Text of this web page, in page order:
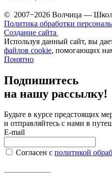
© 2007−2026 Волчица —
Политика обработки
Создание сайта
Используя данный сайт, вы
файлов cookie, помогающих нам
Понятно
Подпишитесь
на нашу рассылку!
Будьте в курсе предстоящих
и отправляйтесь с нами в
E-mail
Согласен c политикой